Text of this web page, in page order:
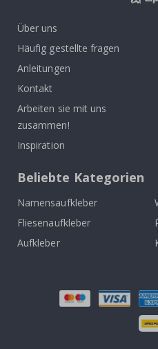
Über uns
Häufig gestellte fragen
Anleitungen
Kontakt
Arbeiten sie mit uns
zusammen!
Inspiration
Beliebte Kategorien
Namensaufkleber
Fliesenaufkleber
Aufkleber